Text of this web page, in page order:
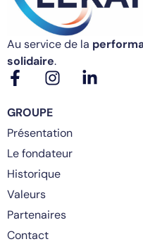
Au service de la
solidaire.
GROUPE
Présentation
Le fondateur
Historique
Valeurs
Partenaires
Contact